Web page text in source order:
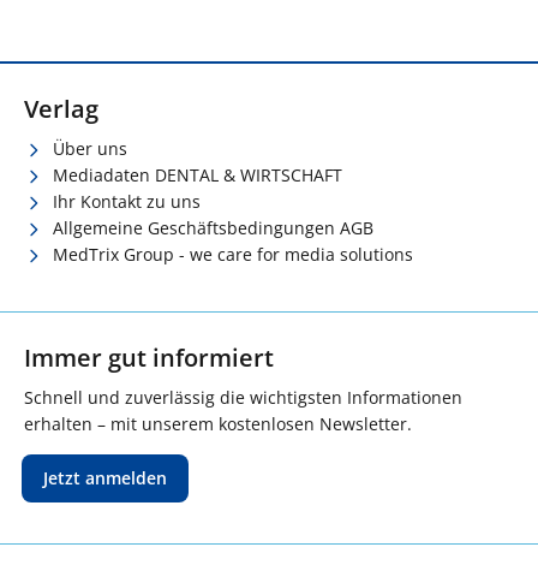
Verlag
Über uns
Mediadaten DENTAL & WIRTSCHAFT
Ihr Kontakt zu uns
Allgemeine Geschäftsbedingungen AGB
MedTrix Group - we care for media solutions
Immer gut informiert
Schnell und zuverlässig die wichtigsten Informationen
erhalten – mit unserem kostenlosen Newsletter.
Jetzt anmelden